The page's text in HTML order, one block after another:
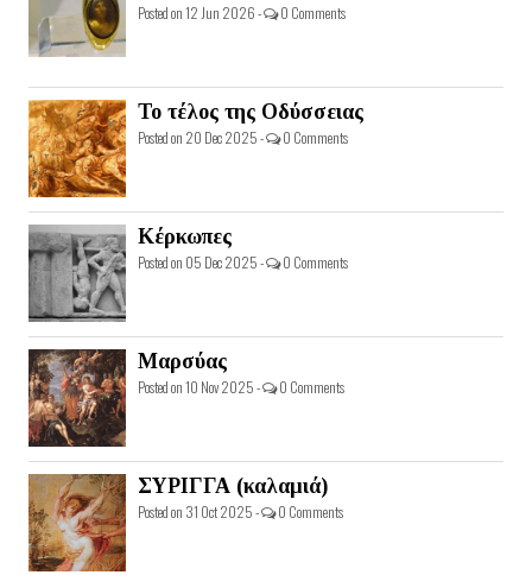
Posted on 12 Jun 2026 - 0 Comments
Το τέλος της Οδύσσειας
Posted on 20 Dec 2025 - 0 Comments
Κέρκωπες
Posted on 05 Dec 2025 - 0 Comments
Μαρσύας
Posted on 10 Nov 2025 - 0 Comments
ΣΥΡΙΓΓΑ (καλαμιά)
Posted on 31 Oct 2025 - 0 Comments